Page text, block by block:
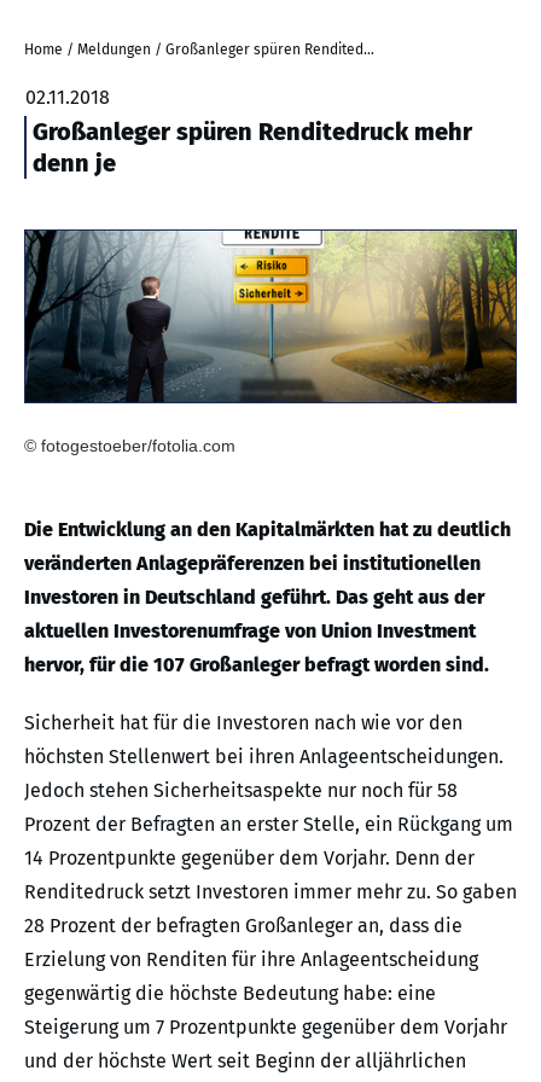
Home / Meldungen / Großanleger spüren Renditedruck mehr denn je
02.11.2018
Großanleger spüren Renditedruck mehr
denn je
© fotogestoeber/fotolia.com
Die Entwicklung an den Kapitalmärkten hat zu deutlich
veränderten Anlagepräferenzen bei institutionellen
Investoren in Deutschland geführt. Das geht aus der
aktuellen Investorenumfrage von Union Investment
hervor, für die 107 Großanleger befragt worden sind.
Sicherheit hat für die Investoren nach wie vor den
höchsten Stellenwert bei ihren Anlageentscheidungen.
Jedoch stehen Sicherheitsaspekte nur noch für 58
Prozent der Befragten an erster Stelle, ein Rückgang um
14 Prozentpunkte gegenüber dem Vorjahr. Denn der
Renditedruck setzt Investoren immer mehr zu. So gaben
28 Prozent der befragten Großanleger an, dass die
Erzielung von Renditen für ihre Anlageentscheidung
gegenwärtig die höchste Bedeutung habe: eine
Steigerung um 7 Prozentpunkte gegenüber dem Vorjahr
und der höchste Wert seit Beginn der alljährlichen